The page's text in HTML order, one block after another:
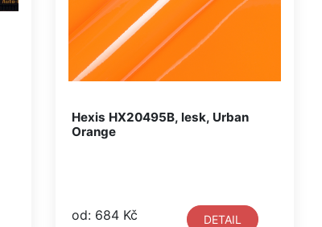
Hexis HX20495B, lesk, Urban
Orange
od: 684 Kč DETAIL